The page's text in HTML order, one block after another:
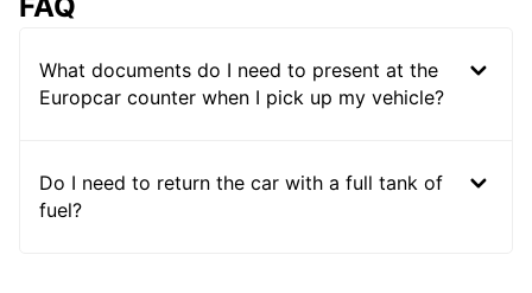
What documents do I need to present at the
Europcar counter when I pick up my vehicle?
Do I need to return the car with a full tank of
fuel?